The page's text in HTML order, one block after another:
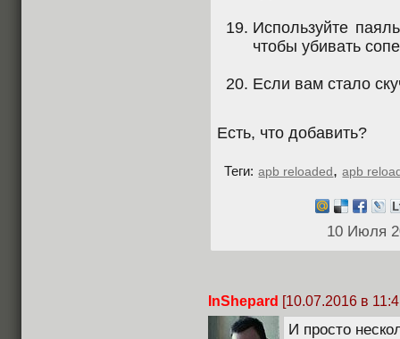
Используйте
чтобы убивать
Если вам стало
Есть, что добавить?
Теги: apb reloaded,apb
10 Июля
InShepard [10.07.2016 в
И просто